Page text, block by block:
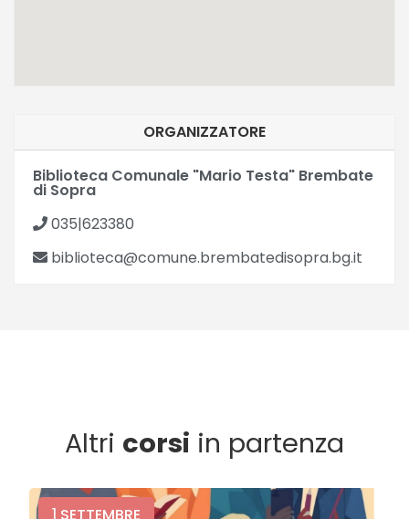
ORGANIZZATORE
Biblioteca Comunale "Mario Testa" Brembate
di Sopra
035|623380
biblioteca@comune.brembatedisopra.bg.it
Altri corsi in partenza
1